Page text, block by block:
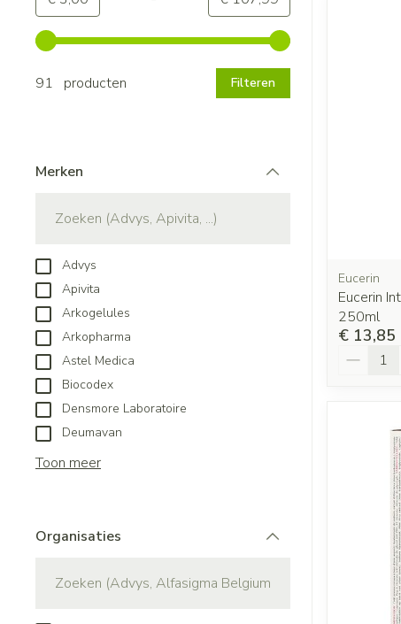
Gebruik de pijltjestoetsen links en rechts om de minimale
91 producten
Filteren
Merken
Advys
Apivita
Arkogelules
Arkopharma
Astel Medica
Biocodex
Densmore Laboratoire
Deumavan
Toon meer
Organisaties
Eucerin
Eucerin
250ml
€ 13,85
Aantal